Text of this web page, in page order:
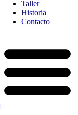
Taller
Historia
Contacto